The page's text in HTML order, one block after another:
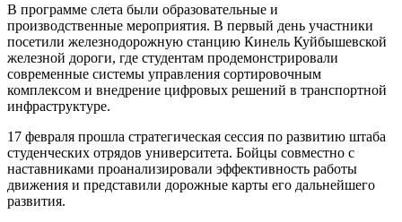
В программе слета были образовательные и
производственные мероприятия. В первый день участники
посетили железнодорожную станцию Кинель Куйбышевской
железной дороги, где студентам продемонстрировали
современные системы управления сортировочным
комплексом и внедрение цифровых решений в транспортной
инфраструктуре.
17 февраля прошла стратегическая сессия по развитию штаба
студенческих отрядов университета. Бойцы совместно с
наставниками проанализировали эффективность работы
движения и представили дорожные карты его дальнейшего
развития.